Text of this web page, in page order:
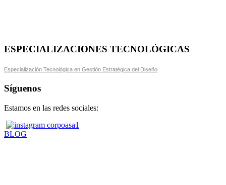
ESPECIALIZACIONES TECNOLÓGICAS
Especialización Tecnológica en Gestión Estratégica del Diseño
Síguenos
Estamos en las redes sociales:
BLOG